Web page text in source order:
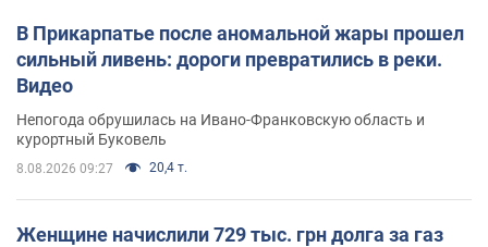
В Прикарпатье после аномальной жары прошел
сильный ливень: дороги превратились в реки.
Видео
Непогода обрушилась на Ивано-Франковскую область и
курортный Буковель
8.08.2026 09:27 20,4 т.
Женщине начислили 729 тыс. грн долга за газ